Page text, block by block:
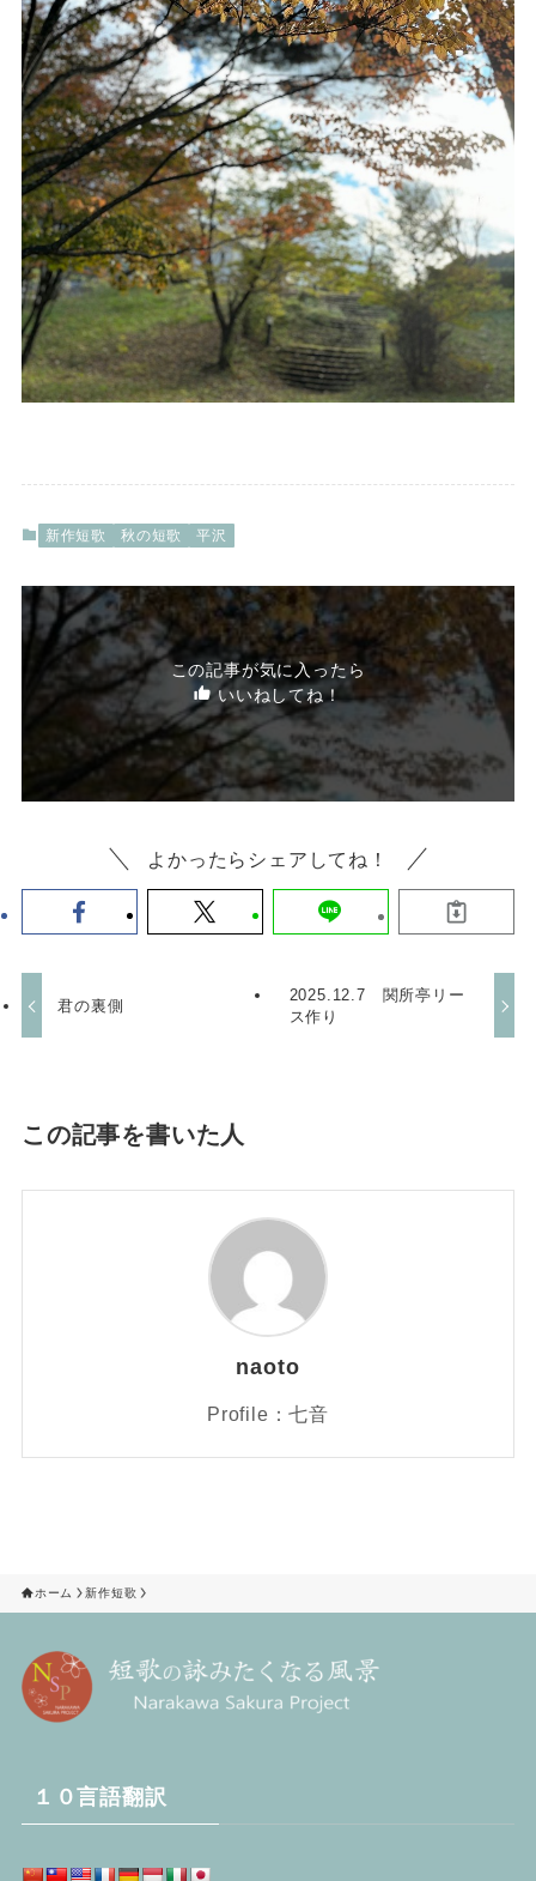
新作短歌 秋の短歌 平沢
この記事が気に入ったら
いいねしてね！
よかったらシェアしてね！
君の裏側
2025.12.7 関所亭リー
ス作り
この記事を書いた人
naoto
Profile：七音
ホーム 新作短歌
１０言語翻訳